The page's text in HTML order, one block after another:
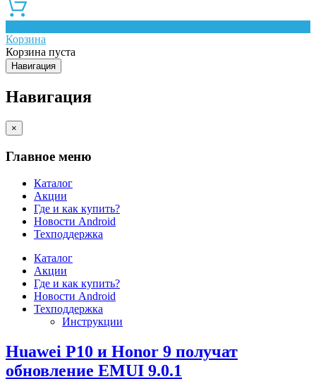
Корзина
Корзина пуста
Навигация
Навигация
×
Главное меню
Каталог
Акции
Где и как купить?
Новости Android
Техподдержка
Каталог
Акции
Где и как купить?
Новости Android
Техподдержка
Инструкции
Huawei P10 и Honor 9 получат
обновление EMUI 9.0.1